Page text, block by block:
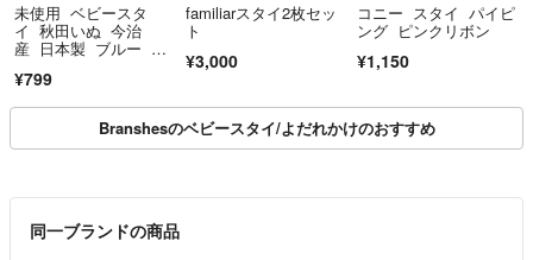
未使用 ベビースタ
イ 秋田いぬ 今治
産 日本製 ブルー 秋
¥799
familiarスタイ2枚セッ
ト
¥3,000
コニー スタイ パイピ
ング ピンクリボン
¥1,150
Branshesのベビースタイ/よだれかけのおすすめ
同一ブランドの商品